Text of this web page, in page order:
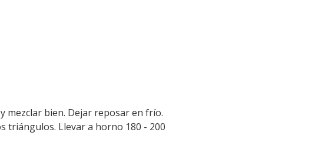
mezclar bien. Dejar reposar en frío.
triángulos. Llevar a horno 180 - 200